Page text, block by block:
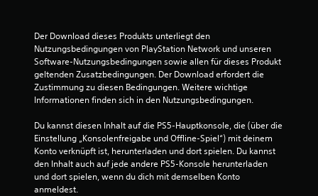
4
B
e
Der Download dieses Produkts unterliegt den
Nutzungsbedingungen von PlayStation Network und unseren
Software-Nutzungsbedingungen sowie allen für dieses Produkt
geltenden Zusatzbedingungen. Der Download erfordert die
Zustimmung zu diesen Bedingungen. Weitere wichtige
Informationen finden sich in den Nutzungsbedingungen.
Du kannst diesen Inhalt auf die PS5-Hauptkonsole, die (über die
Einstellung „Konsolenfreigabe und Offline-Spiel“) mit deinem
Konto verknüpft ist, herunterladen und dort spielen. Du kannst
den Inhalt auch auf jede andere PS5-Konsole herunterladen
und dort spielen, wenn du dich mit demselben Konto
anmeldest.